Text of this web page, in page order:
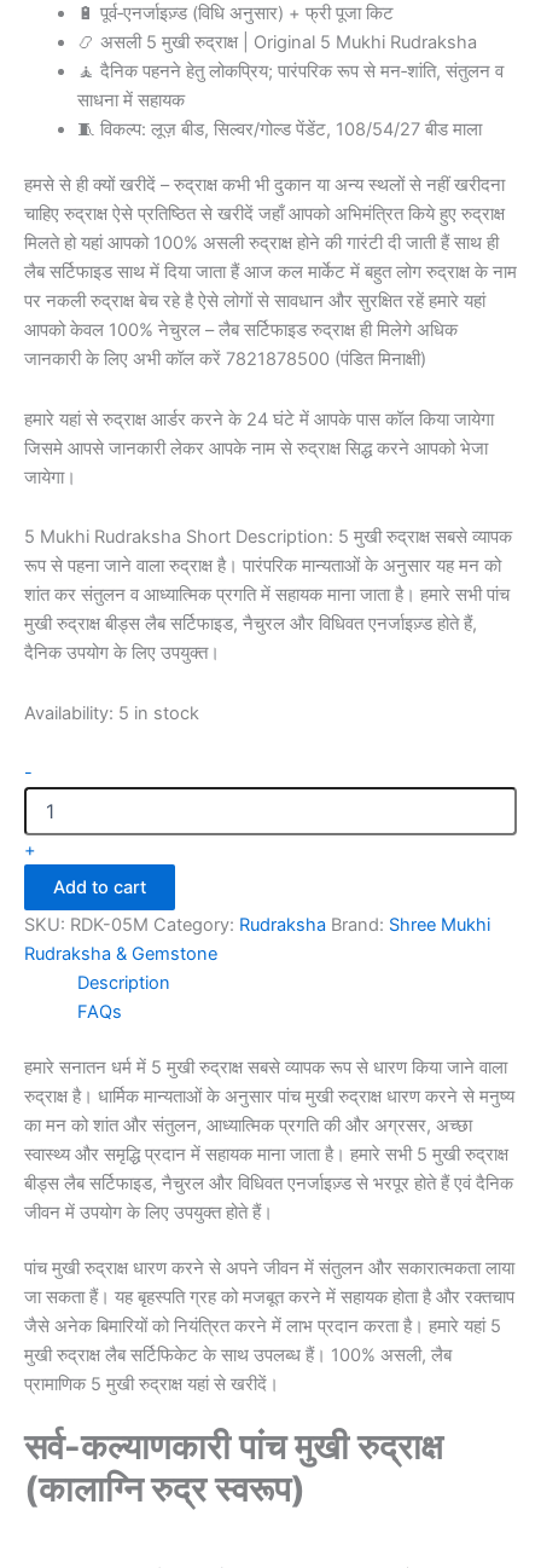
🔋 पूर्व‑एनर्जाइज़्ड (विधि अनुसार) + फ्री पूजा किट
📿 असली 5 मुखी रुद्राक्ष | Original 5 Mukhi Rudraksha
🧘 दैनिक पहनने हेतु लोकप्रिय; पारंपरिक रूप से मन‑शांति, संतुलन व
साधना में सहायक
🧵 विकल्प: लूज़ बीड, सिल्वर/गोल्ड पेंडेंट, 108/54/27 बीड माला
हमसे से ही क्यों खरीदें – रुद्राक्ष कभी भी दुकान या अन्य स्थलों से नहीं खरीदना
चाहिए रुद्राक्ष ऐसे प्रतिष्ठित से खरीदें जहाँ आपको अभिमंत्रित किये हुए रुद्राक्ष
मिलते हो यहां आपको 100% असली रुद्राक्ष होने की गारंटी दी जाती हैं साथ ही
लैब सर्टिफाइड साथ में दिया जाता हैं आज कल मार्केट में बहुत लोग रुद्राक्ष के नाम
पर नकली रुद्राक्ष बेच रहे है ऐसे लोगों से सावधान और सुरक्षित रहें हमारे यहां
आपको केवल 100% नेचुरल – लैब सर्टिफाइड रुद्राक्ष ही मिलेगे अधिक
जानकारी के लिए अभी कॉल करें 7821878500 (पंडित मिनाक्षी)
हमारे यहां से रुद्राक्ष आर्डर करने के 24 घंटे में आपके पास कॉल किया जायेगा
जिसमे आपसे जानकारी लेकर आपके नाम से रुद्राक्ष सिद्ध करने आपको भेजा
जायेगा।
5 Mukhi Rudraksha Short Description: 5 मुखी रुद्राक्ष सबसे व्यापक
रूप से पहना जाने वाला रुद्राक्ष है। पारंपरिक मान्यताओं के अनुसार यह मन को
शांत कर संतुलन व आध्यात्मिक प्रगति में सहायक माना जाता है। हमारे सभी पांच
मुखी रुद्राक्ष बीड्स लैब सर्टिफाइड, नैचुरल और विधिवत एनर्जाइज़्ड होते हैं,
दैनिक उपयोग के लिए उपयुक्त।
Availability: 5 in stock
-
+
Add to cart
SKU: RDK-05M Category: Rudraksha Brand: Shree Mukhi
Rudraksha & Gemstone
Description
FAQs
हमारे सनातन धर्म में 5 मुखी रुद्राक्ष सबसे व्यापक रूप से धारण किया जाने वाला
रुद्राक्ष है। धार्मिक मान्यताओं के अनुसार पांच मुखी रुद्राक्ष धारण करने से मनुष्य
का मन को शांत और संतुलन, आध्यात्मिक प्रगति की और अग्रसर, अच्छा
स्वास्थ्य और समृद्धि प्रदान में सहायक माना जाता है। हमारे सभी 5 मुखी रुद्राक्ष
बीड्स लैब सर्टिफाइड, नैचुरल और विधिवत एनर्जाइज़्ड से भरपूर होते हैं एवं दैनिक
जीवन में उपयोग के लिए उपयुक्त होते हैं।
पांच मुखी रुद्राक्ष धारण करने से अपने जीवन में संतुलन और सकारात्मकता लाया
जा सकता हैं। यह बृहस्पति ग्रह को मजबूत करने में सहायक होता है और रक्तचाप
जैसे अनेक बिमारियों को नियंत्रित करने में लाभ प्रदान करता है। हमारे यहां 5
मुखी रुद्राक्ष लैब सर्टिफिकेट के साथ उपलब्ध हैं। 100% असली, लैब
प्रामाणिक 5 मुखी रुद्राक्ष यहां से खरीदें।
सर्व-कल्याणकारी पांच मुखी रुद्राक्ष
(कालाग्नि रुद्र स्वरूप)